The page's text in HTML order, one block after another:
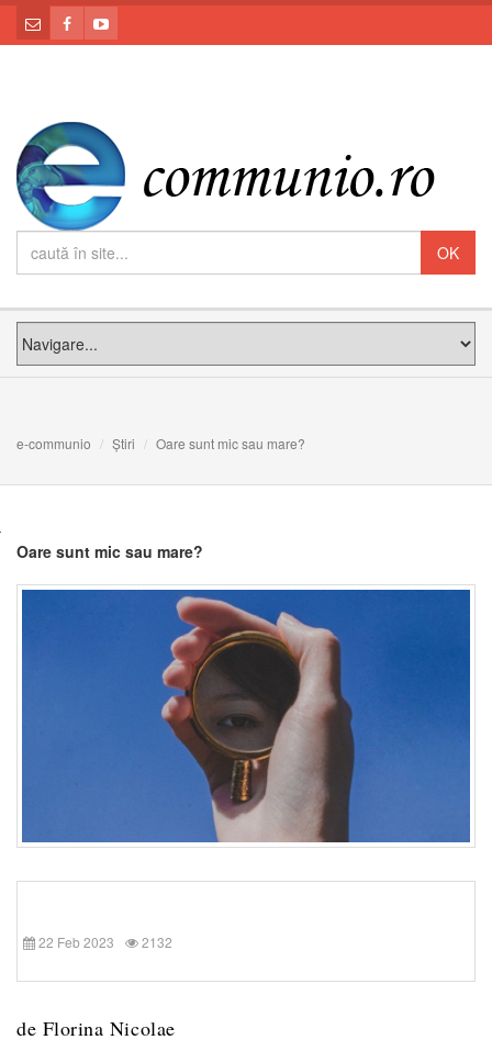
e-communio Știri Oare sunt mic sau mare?
Oare sunt mic sau mare?
22 Feb 2023 2132
de Florina Nicolae